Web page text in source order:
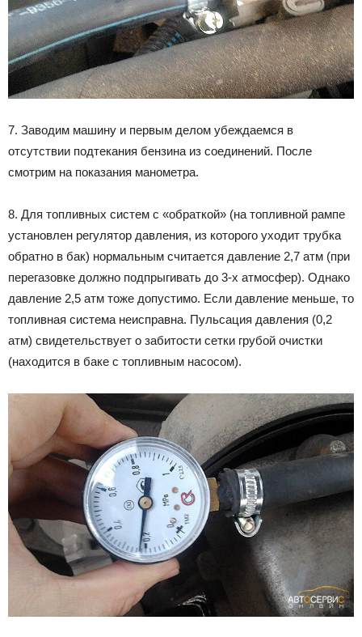
7. Заводим машину и первым делом убеждаемся в
отсутствии подтекания бензина из соединений. После
смотрим на показания манометра.
8. Для топливных систем с «обраткой» (на топливной рампе
установлен регулятор давления, из которого уходит трубка
обратно в бак) нормальным считается давление 2,7 атм (при
перегазовке должно подпрыгивать до 3-х атмосфер). Однако
давление 2,5 атм тоже допустимо. Если давление меньше, то
топливная система неисправна. Пульсация давления (0,2
атм) свидетельствует о забитости сетки грубой очистки
(находится в баке с топливным насосом).